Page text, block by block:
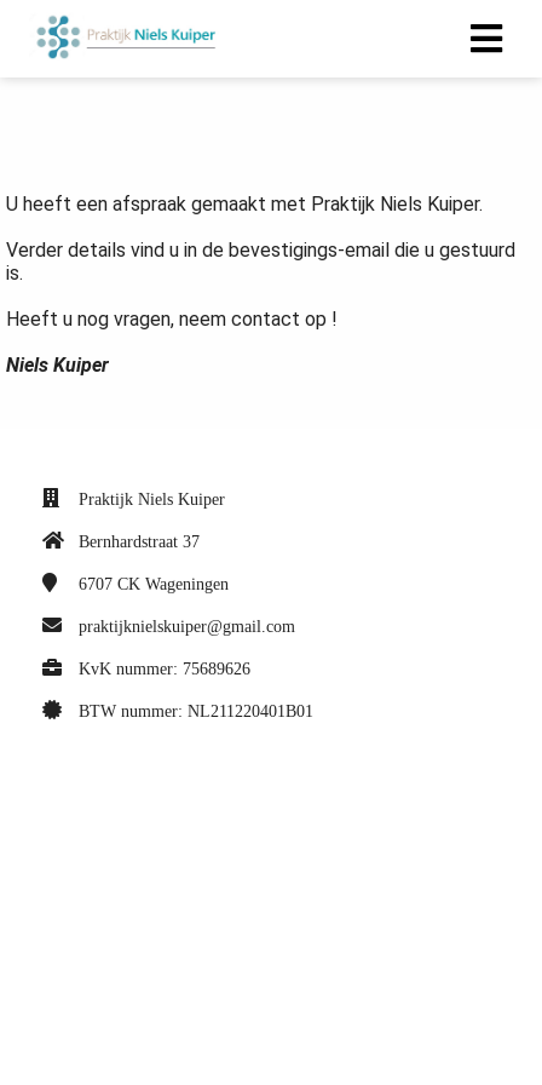
U heeft een afspraak gemaakt met Praktijk Niels Kuiper.
Verder details vind u in de bevestigings-email die u gestuurd
is.
Heeft u nog vragen, neem contact op !
Niels Kuiper
Praktijk Niels Kuiper
Bernhardstraat 37
6707 CK Wageningen
praktijknielskuiper@gmail.com
KvK nummer: 75689626
BTW nummer: NL211220401B01